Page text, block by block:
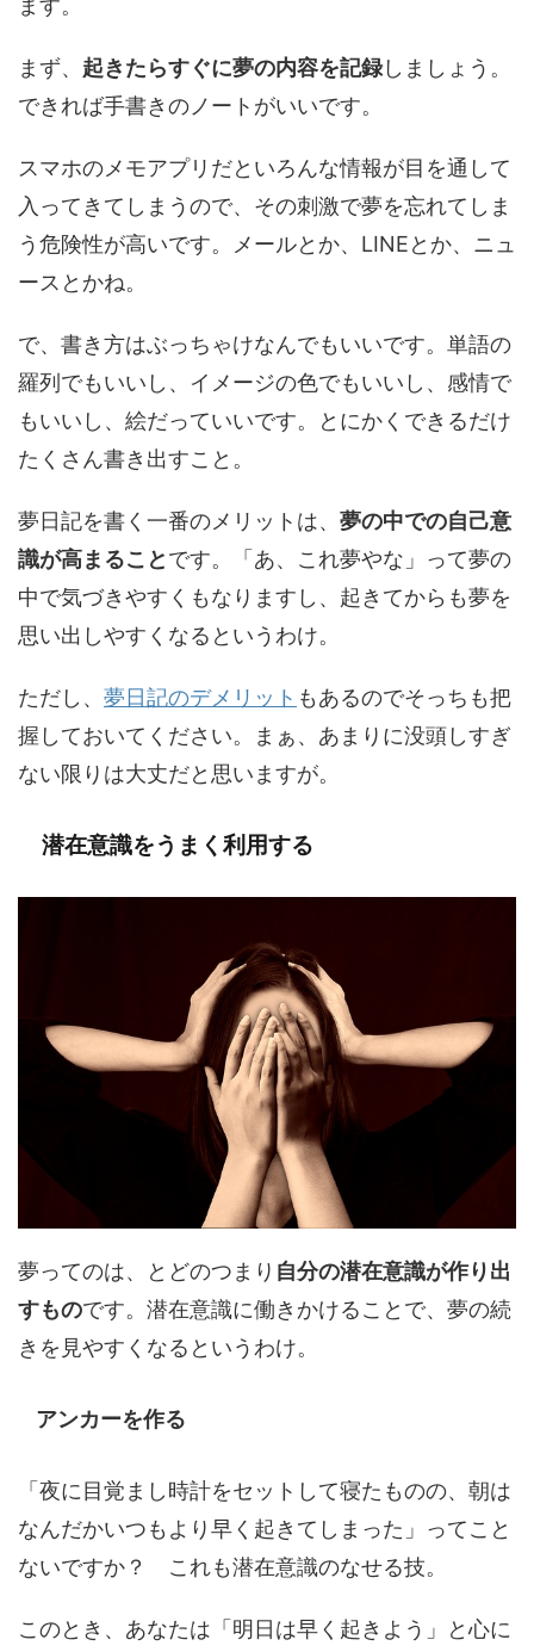
ます。
まず、 起きたらすぐに夢の内容を記録しましょう。
できれば手書きのノートがいいです。
スマホのメモアプリだといろんな情報が目を通して
入ってきてしまうので、その刺激で夢を忘れてしま
う危険性が高いです。メールとか、LINEとか、ニュ
ースとかね。
で、書き方はぶっちゃけなんでもいいです。単語の
羅列でもいいし、イメージの色でもいいし、感情で
もいいし、絵だっていいです。とにかくできるだけ
たくさん書き出すこと。
夢日記を書く一番のメリットは、 夢の中での自己意
識が高まることです。「あ、これ夢やな」って夢の
中で気づきやすくもなりますし、起きてからも夢を
思い出しやすくなるというわけ。
ただし、 夢日記のデメリット もあるのでそっちも把
握しておいてください。まぁ、あまりに没頭しすぎ
ない限りは大丈だと思いますが。
潜在意識をうまく利用する
夢ってのは、とどのつまり 自分の潜在意識が作り出
すものです。潜在意識に働きかけることで、夢の続
きを見やすくなるというわけ。
アンカーを作る
「夜に目覚まし時計をセットして寝たものの、朝は
なんだかいつもより早く起きてしまった」ってこと
ないですか？ これも潜在意識のなせる技。
このとき、あなたは「明日は早く起きよう」と心に